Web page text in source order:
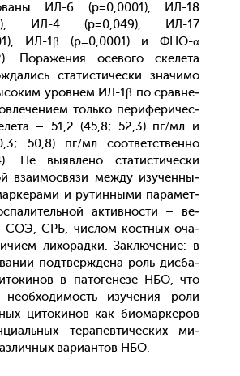
ИЛ-6 (р=0,0001), ИЛ-18
ИЛ-4 (р=0,049), ИЛ-17
ИЛ-1β (р=0,0001) и ФНО-α
По­раже­ния осе­вого ске­лета
ста­тис­ти­чес­ки зна­чимо
уров­нем ИЛ-1β по срав­не­
толь­ко пе­рифе­ричес­
– 51,2 (45,8; 52,3) пг/мл и
50,8) пг/мл со­от­ветс­твен­но
Не вы­яв­ле­но ста­тис­ти­чес­ки
вза­имос­вя­зи меж­ду изу­чен­ны­
и ру­тин­ны­ми па­рамет­
ак­тивнос­ти – ве­
СОЭ, СРБ, чис­лом кос­тных оча­
ли­хорад­ки. Зак­лю­чение: в
под­твержде­на роль дис­ба­
в па­тоге­незе НБО, что
не­об­хо­димость изу­чения ро­ли
ци­токи­нов как би­омар­ке­ров
те­рапев­ти­чес­ких ми­
ва­ри­ан­тов НБО.